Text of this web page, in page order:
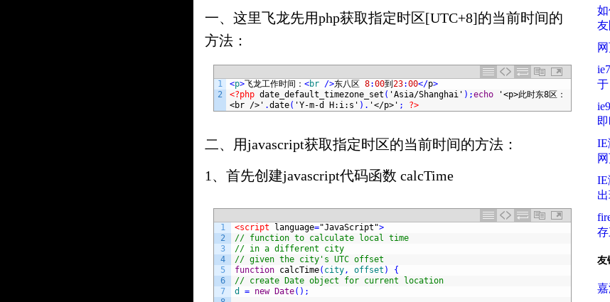
一、这里飞龙先用php获取指定时区[UTC+8]的当前时间的
方法：
1
2
<p>飞龙工作时间： <br />东八区 8:00到 23:00</p>
<?php date_default_timezone_set ( 'Asia/Shanghai' ) ;echo
'<p>此时东8区：
<br />' .date( 'Y-m-d H:i:s' ) . '</p>' ; ?>
二、用javascript获取指定时区的当前时间的方法：
1、首先创建javascript代码函数 calcTime
1
2
3
4
5
6
7
<script language="JavaScript">
// function to calculate local time
// in a different city
// given the city's UTC offset
function calcTime( city, offset )
{
// create Date object for current location
d
= new Date( ) ;
友
IE
IE
友